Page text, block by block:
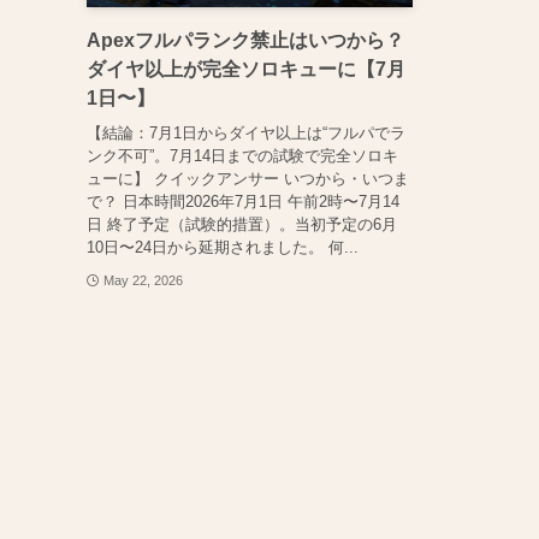
Apexフルパランク禁止はいつから？
ダイヤ以上が完全ソロキューに【7月
1日〜】
【結論：7月1日からダイヤ以上は“フルパでラ
ンク不可”。7月14日までの試験で完全ソロキ
ューに】 クイックアンサー いつから・いつま
で？ 日本時間2026年7月1日 午前2時〜7月14
日 終了予定（試験的措置）。当初予定の6月
10日〜24日から延期されました。 何...
May 22, 2026